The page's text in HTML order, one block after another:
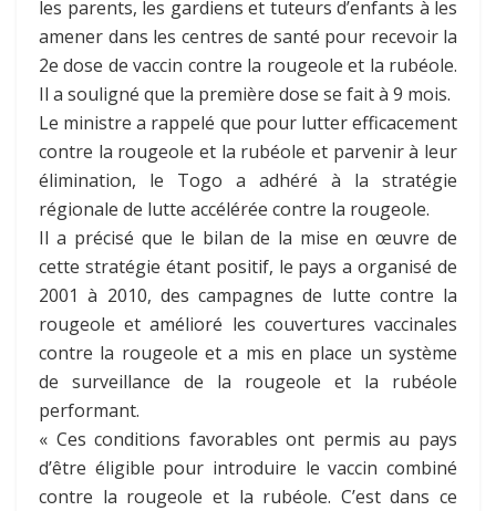
les parents, les gardiens et tuteurs d’enfants à les
amener dans les centres de santé pour recevoir la
2e dose de vaccin contre la rougeole et la rubéole.
Il a souligné que la première dose se fait à 9 mois.
Le ministre a rappelé que pour lutter efficacement
contre la rougeole et la rubéole et parvenir à leur
élimination, le Togo a adhéré à la stratégie
régionale de lutte accélérée contre la rougeole.
Il a précisé que le bilan de la mise en œuvre de
cette stratégie étant positif, le pays a organisé de
2001 à 2010, des campagnes de lutte contre la
rougeole et amélioré les couvertures vaccinales
contre la rougeole et a mis en place un système
de surveillance de la rougeole et la rubéole
performant.
« Ces conditions favorables ont permis au pays
d’être éligible pour introduire le vaccin combiné
contre la rougeole et la rubéole. C’est dans ce